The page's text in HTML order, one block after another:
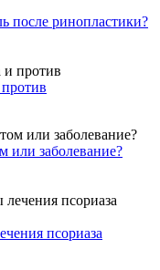
после ринопластики?
или заболевание?
псориаза